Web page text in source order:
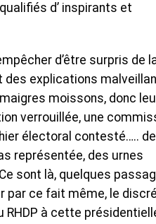
d’ inspirants et
d’être surpris de
des explications
moissons, donc
verrouillée, une
électoral contesté…..
représentée, des urnes
sont là, quelques
par ce fait même, le
à cette